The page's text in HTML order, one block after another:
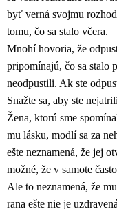
byť verná svojmu
tomu, čo sa stalo včera.
Mnohí hovoria, že
pripomínajú, čo sa stalo
neodpustili. Ak ste
Snažte sa, aby ste
Žena, ktorú sme
mu lásku, modlí sa za
ešte neznamená, že jej
možné, že v samote
Ale to neznamená, že
rana ešte nie je